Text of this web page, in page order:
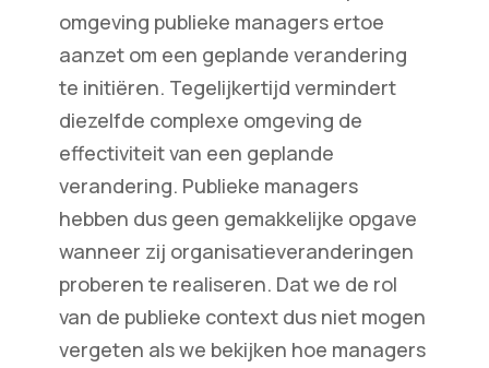
omgeving publieke managers ertoe
aanzet om een geplande verandering
te initiëren. Tegelijkertijd vermindert
diezelfde complexe omgeving de
effectiviteit van een geplande
verandering. Publieke managers
hebben dus geen gemakkelijke opgave
wanneer zij organisatieveranderingen
proberen te realiseren. Dat we de rol
van de publieke context dus niet mogen
vergeten als we bekijken hoe managers